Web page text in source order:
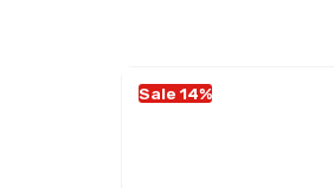
Sale 14%